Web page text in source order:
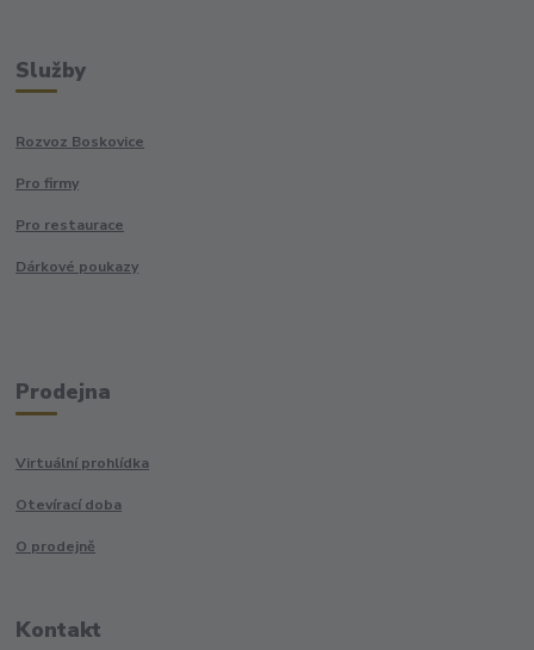
Služby
Rozvoz Boskovice
Pro firmy
Pro restaurace
Dárkové poukazy
Prodejna
Virtuální prohlídka
Otevírací doba
O prodejně
Kontakt